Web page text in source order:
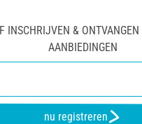
INSCHRIJVEN & ONTVANGEN
AANBIEDINGEN
nu registreren